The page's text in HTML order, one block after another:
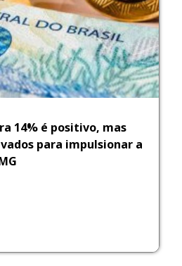
14% é positivo, mas
para impulsionar a